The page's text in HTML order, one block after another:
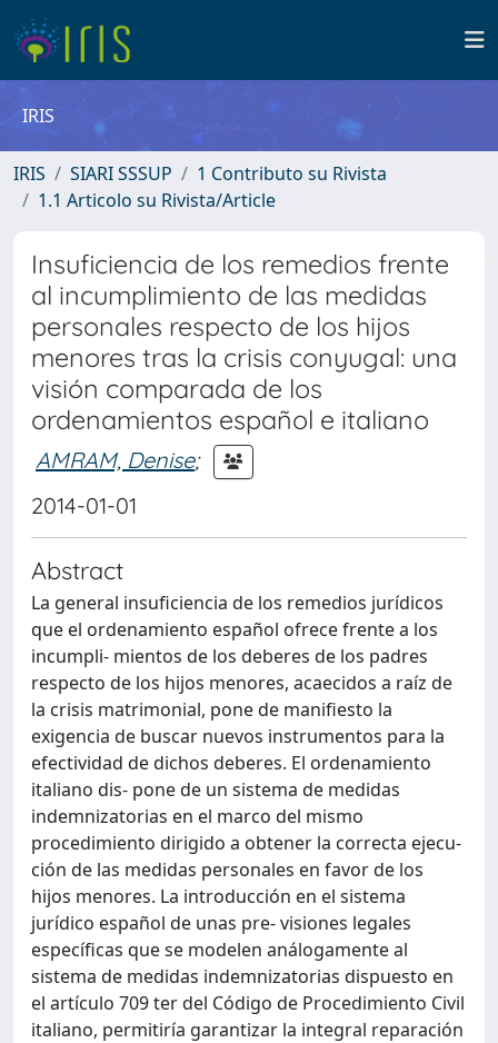
IRIS
IRIS SIARI SSSUP
1 Contributo su Rivista
1.1 Articolo su Rivista/Article
Insuficiencia de los remedios frente
al incumplimiento de las medidas
personales respecto de los hijos
menores tras la crisis conyugal: una
visión comparada de los
ordenamientos español e italiano
AMRAM, Denise;
2014-01-01
Abstract
La general insuficiencia de los remedios jurídicos
que el ordenamiento español ofrece frente a los
incumpli- mientos de los deberes de los padres
respecto de los hijos menores, acaecidos a raíz de
la crisis matrimonial, pone de manifiesto la
exigencia de buscar nuevos instrumentos para la
efectividad de dichos deberes. El ordenamiento
italiano dis- pone de un sistema de medidas
indemnizatorias en el marco del mismo
procedimiento dirigido a obtener la correcta ejecu-
ción de las medidas personales en favor de los
hijos menores. La introducción en el sistema
jurídico español de unas pre- visiones legales
específicas que se modelen análogamente al
sistema de medidas indemnizatorias dispuesto en
el artículo 709 ter del Código de Procedimiento Civil
italiano, permitiría garantizar la integral reparación